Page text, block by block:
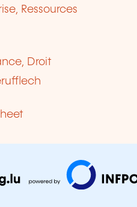
Ressources
Droit